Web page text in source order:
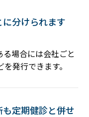
分けられます
場合には会社ごと
発行できます。
定期健診と併せ